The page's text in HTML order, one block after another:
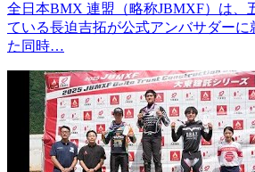
全日本BMX 連盟（略称JBMXF）は、
ている長迫吉拓が公式アンバサダーに
た同時…